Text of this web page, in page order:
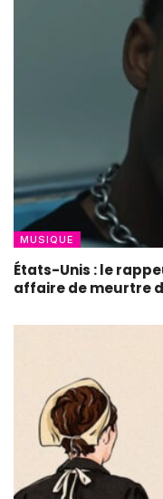
MUSIQUE
États-Unis : le
affaire de meurtre